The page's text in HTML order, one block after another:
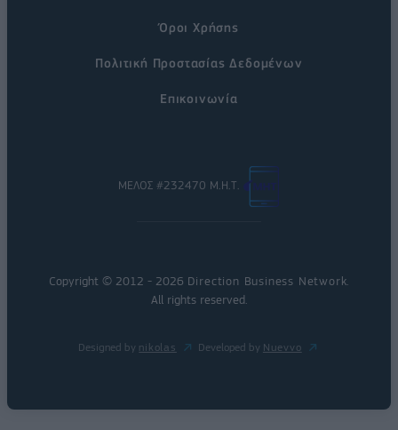
Όροι Χρήσης
Πολιτική Προστασίας Δεδομένων
Επικοινωνία
ΜΕΛΟΣ #232470 Μ.Η.Τ.
Copyright © 2012 - 2026 Direction Business Network.
All rights reserved.
Designed by nikolas Developed by Nuevvo